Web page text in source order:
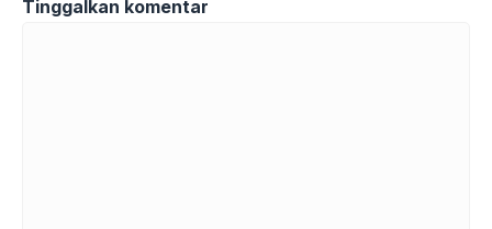
Tinggalkan komentar